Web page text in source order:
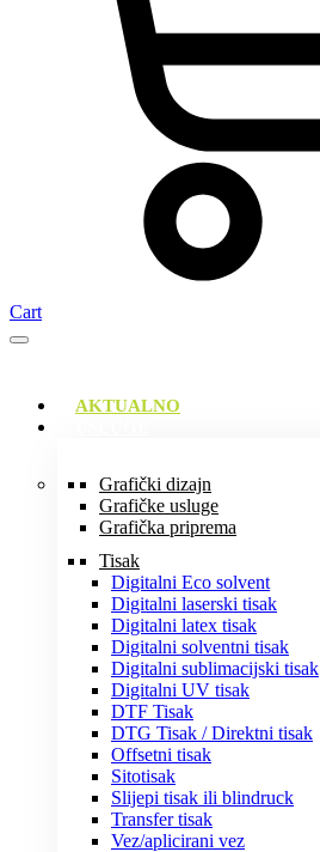
Cart
AKTUALNO
Grafički dizajn
Grafičke usluge
Grafička priprema
Tisak
Digitalni Eco solvent
Digitalni laserski tisak
Digitalni latex tisak
Digitalni solventni tisak
Digitalni sublimacijski tisak
Digitalni UV tisak
DTF Tisak
DTG Tisak / Direktni tisak
Offsetni tisak
Sitotisak
Slijepi tisak ili blindruck
Transfer tisak
Vez/aplicirani vez